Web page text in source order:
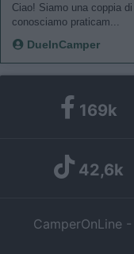
Ciao! Siamo una coppia
conosciamo praticam...
DueInCamper
169k
42,6k
CamperOnLine